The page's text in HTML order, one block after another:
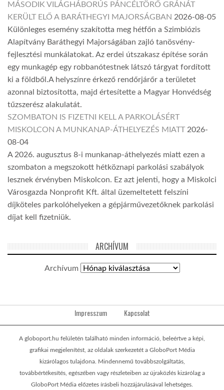
MÁSODIK VILÁGHÁBORÚS PÁNCÉLTÖRŐ GRÁNÁT
KERÜLT ELŐ A BARÁTHEGYI MAJORSÁGBAN 2026-08-05
Különleges esemény szakította meg hétfőn a Szimbiózis
Alapítvány Baráthegyi Majorságában zajló tanösvény-
fejlesztési munkálatokat. Az erdei útszakasz építése során
egy munkagép egy robbanótestnek látszó tárgyat fordított
ki a földből.A helyszínre érkező rendőrjárőr a területet
azonnal biztosította, majd értesítette a Magyar Honvédség
tűzszerész alakulatát.
SZOMBATON IS FIZETNI KELL A PARKOLÁSÉRT
MISKOLCON A MUNKANAP-ÁTHELYEZÉS MIATT 2026-
08-04
A 2026. augusztus 8-i munkanap-áthelyezés miatt ezen a
szombaton a megszokott hétköznapi parkolási szabályok
lesznek érvényben Miskolcon. Ez azt jelenti, hogy a Miskolci
Városgazda Nonprofit Kft. által üzemeltetett felszíni
díjköteles parkolóhelyeken a gépjárművezetőknek parkolási
díjat kell fizetniük.
ARCHÍVUM
Archívum
Impresszum Kapcsolat
A globoport.hu felületén található minden információ, beleértve a képi,
grafikai megjelenítést, az oldalak szerkezetét a GloboPort Média
kizárólagos tulajdona. Mindennemű továbbszolgáltatás,
továbbértékesítés, egészében vagy részleteiben az újraközlés kizárólag a
GloboPort Média előzetes írásbeli hozzájárulásával lehetséges.